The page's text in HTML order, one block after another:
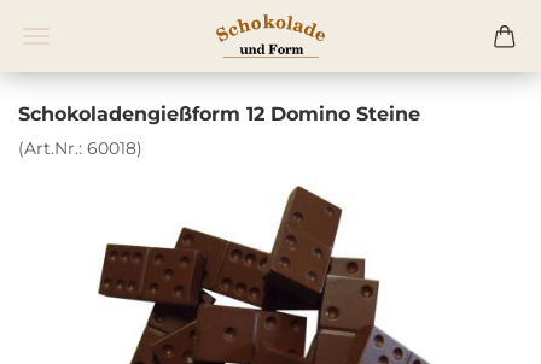
Schokoladengießform 12 Domino Steine
(Art.Nr.: 60018)